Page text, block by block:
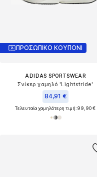
ΠΡΟΣΩΠΙΚΟ ΚΟΥΠΟΝΙ
ADIDAS SPORTSWEAR
Σνίκερ χαμηλό 'Lightstride'
84,91 €
Τελευταία χαμηλότερη τιμή:99,90 €